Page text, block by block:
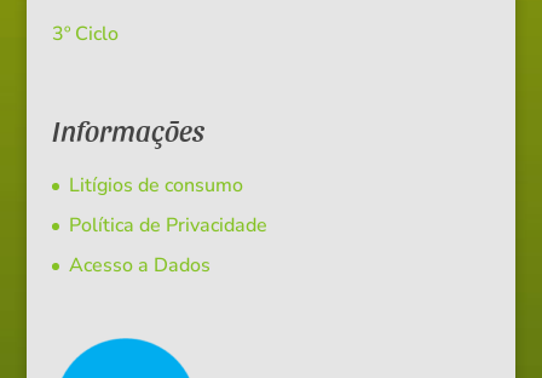
3º Ciclo
Informações
Litígios de consumo
Política de Privacidade
Acesso a Dados